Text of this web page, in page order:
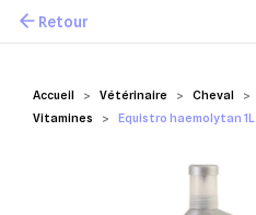
Mes favoris
Accueil Vétérinaire Cheval
Vitamines
Equistro haemolytan 1L
Retour